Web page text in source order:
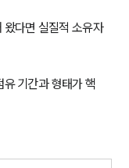
다면 실질적 소유자
기간과 형태가 핵